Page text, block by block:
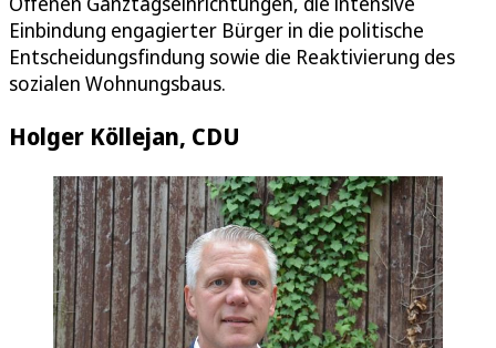
Einbindung engagierter Bürger in die politische
Entscheidungsfindung sowie die Reaktivierung des
sozialen Wohnungsbaus.
Holger Köllejan, CDU